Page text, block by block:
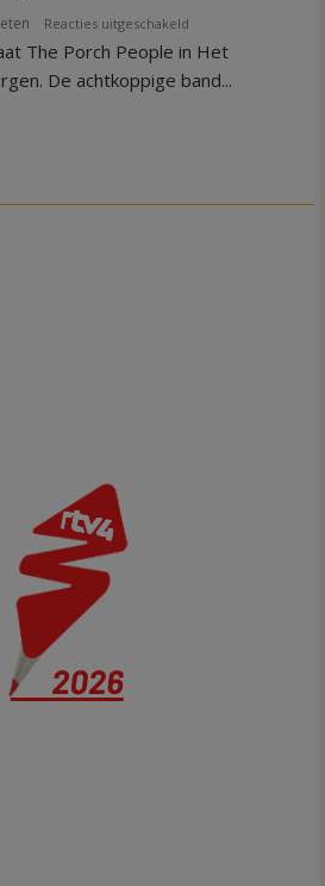
Reacties uitgeschakeld
Muziekvoorstelling
lokale
Gramsbergen
The Porch People in Het
De achtkoppige band...